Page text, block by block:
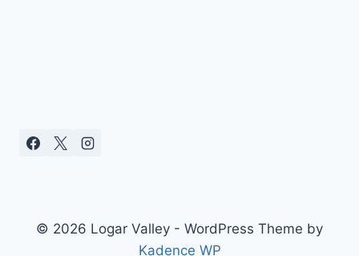
© 2026 Logar Valley - WordPress Theme by
Kadence WP